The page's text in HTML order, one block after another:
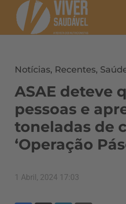
Notícias, Recentes,
ASAE deteve
pessoas e
toneladas de
‘Operação
1 Abril, 2024 17:03